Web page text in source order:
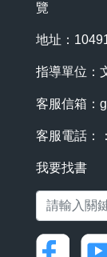
覽
地址：
指導單位：
客服信箱：
客服電話：
我要找書